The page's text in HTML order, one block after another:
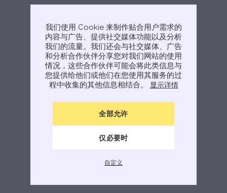
我们使用 Cookie 来制作贴合用户需求的
内容与广告、提供社交媒体功能以及分析
我们的流量。我们还会与社交媒体、广告
和分析合作伙伴分享您对我们网站的使用
情况，这些合作伙伴可能会将此类信息与
您提供给他们或他们在您使用其服务的过
程中收集的其他信息相结合。
显示详情
全部允许
仅必要时
自定义